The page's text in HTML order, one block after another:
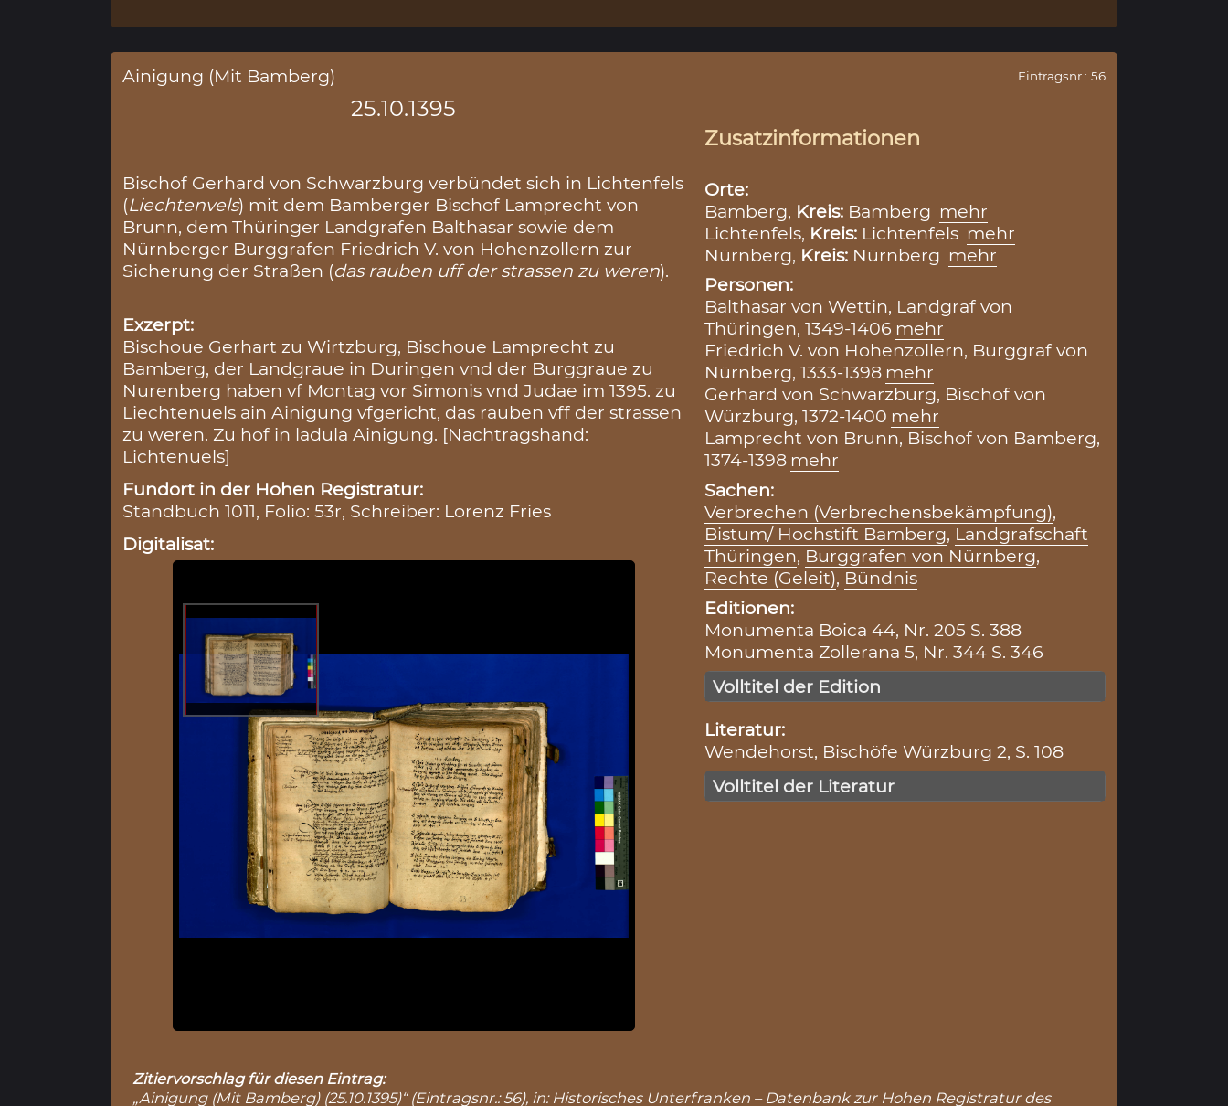
Ainigung (Mit Bamberg)
25.10.1395
Bischof Gerhard von Schwarzburg verbündet sich in Lichtenfels
(Liechtenvels) mit dem Bamberger Bischof Lamprecht von
Brunn, dem Thüringer Landgrafen Balthasar sowie dem
Nürnberger Burggrafen Friedrich V. von Hohenzollern zur
Sicherung der Straßen (das rauben uff der strassen zu weren).
Exzerpt:
Bischoue Gerhart zu Wirtzburg, Bischoue Lamprecht zu
Bamberg, der Landgraue in Duringen vnd der Burggraue zu
Nurenberg haben vf Montag vor Simonis vnd Judae im 1395. zu
Liechtenuels ain Ainigung vfgericht, das rauben vff der strassen
zu weren. Zu hof in ladula Ainigung. [Nachtragshand:
Lichtenuels]
Fundort in der Hohen Registratur:
Standbuch 1011, Folio: 53r, Schreiber: Lorenz Fries
Digitalisat:
Eintragsnr.: 56
Zusatzinformationen
Orte:
Bamberg, Kreis: Bamberg mehr
Lichtenfels, Kreis: Lichtenfels mehr
Nürnberg, Kreis: Nürnberg mehr
Personen:
Balthasar von Wettin, Landgraf von
Thüringen, 1349-1406 mehr
Friedrich V. von Hohenzollern, Burggraf von
Nürnberg, 1333-1398 mehr
Gerhard von Schwarzburg, Bischof von
Würzburg, 1372-1400 mehr
Lamprecht von Brunn, Bischof von Bamberg,
1374-1398 mehr
Sachen:
Verbrechen (Verbrechensbekämpfung),
Bistum/ Hochstift Bamberg, Landgrafschaft
Thüringen, Burggrafen von Nürnberg,
Rechte (Geleit), Bündnis
Editionen:
Monumenta Boica 44, Nr. 205 S. 388
Monumenta Zollerana 5, Nr. 344 S. 346
Volltitel der Edition
Literatur:
Wendehorst, Bischöfe Würzburg 2, S. 108
Volltitel der Literatur
Zitiervorschlag für diesen Eintrag:
„Ainigung (Mit Bamberg) (25.10.1395)“ (Eintragsnr.: 56), in: Historisches Unterfranken – Datenbank zur Hohen Registratur des